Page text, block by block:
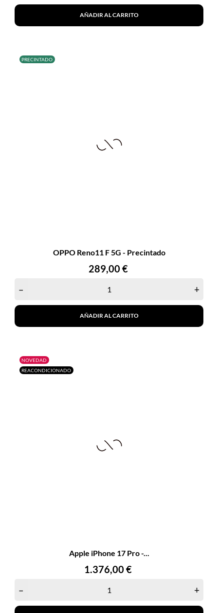
AÑADIR AL CARRITO
PRECINTADO
OPPO Reno11 F 5G - Precintado
Precio
289,00 €
– +
AÑADIR AL CARRITO
NOVEDAD
REACONDICIONADO
Apple iPhone 17 Pro -...
Precio
1.376,00 €
– +